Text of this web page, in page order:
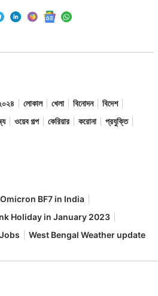
লোকাল খেলা বিনোদন
বিদেশ
ওয়েব গল্প কেরিয়ার করোনা
প্রযুক্তি
Omicron BF7 in India
Holiday in January 2023
West Bengal Weather update